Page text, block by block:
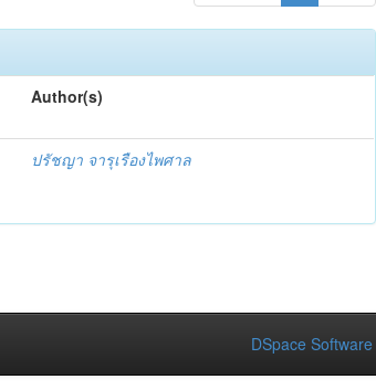
Author(s)
ปรัชญา จารุเรืองไพศาล
DSpace Software